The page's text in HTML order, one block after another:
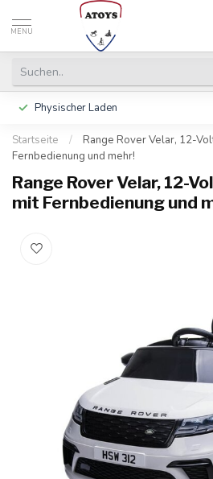
MENU
Physischer Laden
Startseite /
Range Rover Velar, 12-
Fernbedienung und mehr!
Range Rover Velar, 12-
mit Fernbedienung und